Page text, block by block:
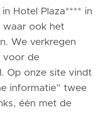
Hotel Plaza**** in
waar ook het
We verkregen
voor de
Op onze site vindt
informatie” twee
één met de